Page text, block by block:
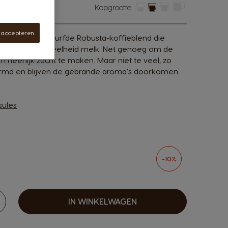
Kopgrootte:
een gedurfde Robusta-koffieblend die
juiste hoeveelheid melk. Net genoeg om de
heerlijk zacht te maken. Maar niet te veel, zo
en blijven de gebrande aroma's doorkomen.
options
-10%
IN WINKELWAGEN
accepteren